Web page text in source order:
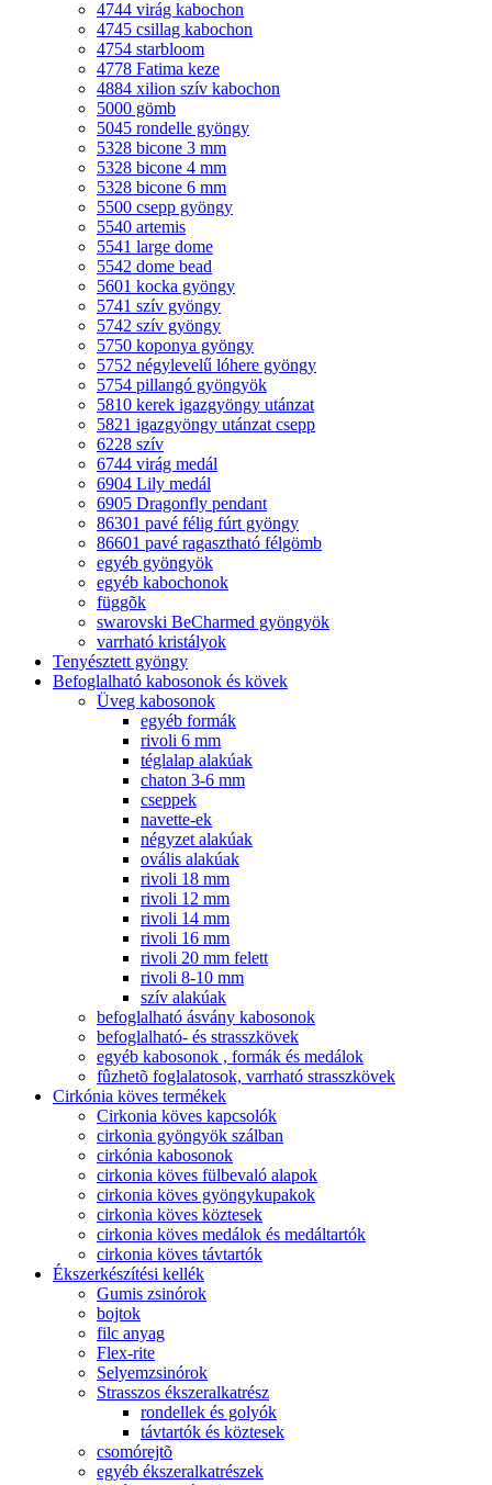
4744 virág kabochon
4745 csillag kabochon
4754 starbloom
4778 Fatima keze
4884 xilion szív kabochon
5000 gömb
5045 rondelle gyöngy
5328 bicone 3 mm
5328 bicone 4 mm
5328 bicone 6 mm
5500 csepp gyöngy
5540 artemis
5541 large dome
5542 dome bead
5601 kocka gyöngy
5741 szív gyöngy
5742 szív gyöngy
5750 koponya gyöngy
5752 négylevelű lóhere gyöngy
5754 pillangó gyöngyök
5810 kerek igazgyöngy utánzat
5821 igazgyöngy utánzat csepp
6228 szív
6744 virág medál
6904 Lily medál
6905 Dragonfly pendant
86301 pavé félig fúrt gyöngy
86601 pavé ragasztható félgömb
egyéb gyöngyök
egyéb kabochonok
függõk
swarovski BeCharmed gyöngyök
varrható kristályok
Tenyésztett gyöngy
Befoglalható kabosonok és kövek
Üveg kabosonok
egyéb formák
rivoli 6 mm
téglalap alakúak
chaton 3-6 mm
cseppek
navette-ek
négyzet alakúak
ovális alakúak
rivoli 18 mm
rivoli 12 mm
rivoli 14 mm
rivoli 16 mm
rivoli 20 mm felett
rivoli 8-10 mm
szív alakúak
befoglalható ásvány kabosonok
befoglalható- és strasszkövek
egyéb kabosonok , formák és medálok
fûzhetõ foglalatosok, varrható strasszkövek
Cirkónia köves termékek
Cirkonia köves kapcsolók
cirkonia gyöngyök szálban
cirkónia kabosonok
cirkonia köves fülbevaló alapok
cirkonia köves gyöngykupakok
cirkonia köves köztesek
cirkonia köves medálok és medáltartók
cirkonia köves távtartók
Ékszerkészítési kellék
Gumis zsinórok
bojtok
filc anyag
Flex-rite
Selyemzsinórok
Strasszos ékszeralkatrész
rondellek és golyók
távtartók és köztesek
csomórejtõ
egyéb ékszeralkatrészek